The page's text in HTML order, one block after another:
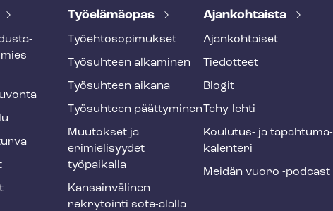
Työelämäopas
Työ­eh­to­so­pi­muk­set
Työsuhteen alkaminen
Työsuhteen aikana
Työsuhteen päättyminen
Muutokset ja
erimielisyydet
työpaikalla
Kansainvälinen
rekrytointi sote-alalla
Ajankohtaista
Ajankohtaiset
Tiedotteet
Blogit
Tehy-lehti
Koulutus- ja ta­pah­tu­ma­
ka­len­te­ri
Meidän vuoro -podcast